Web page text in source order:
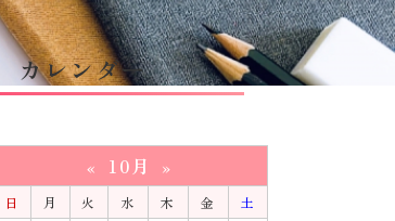
カレンダー
« 10月 »
日 月 火 水 木 金
土